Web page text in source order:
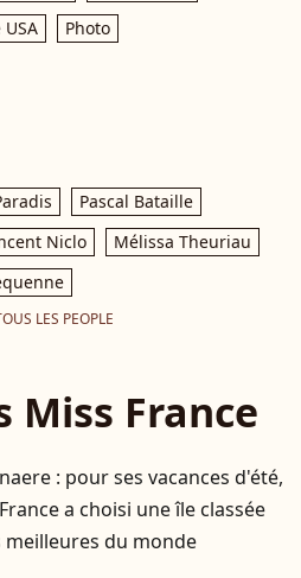
USA Photo
Pascal Bataille
Niclo
Mélissa Theuriau
LES PEOPLE
Miss France
: pour ses vacances d'été,
a choisi une île classée
meilleures du monde